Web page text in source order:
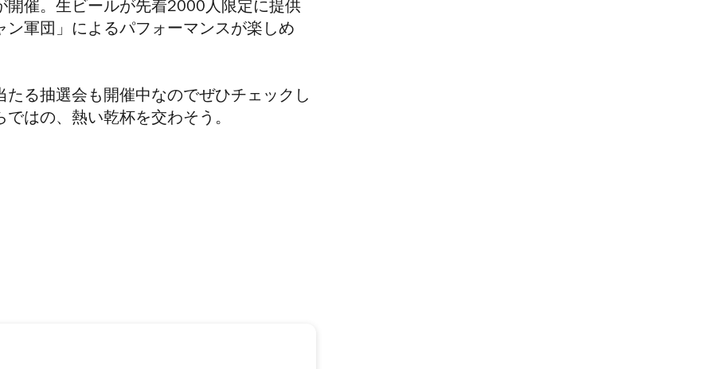
開催。生ビールが先着2000人限定に提供
軍団」によるパフォーマンスが楽しめ
る抽選会も開催中なのでぜひチェックし
はの、熱い乾杯を交わそう。